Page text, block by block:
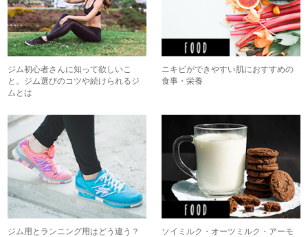
ジム初心者さんに知って欲しいこ
と。ジム選びのコツや続けられるジ
ムとは
ニキビができやすい肌におすすめの
食事・栄養
ジム用とランニング用はどう違う？
ソイミルク・オーツミルク・アーモ